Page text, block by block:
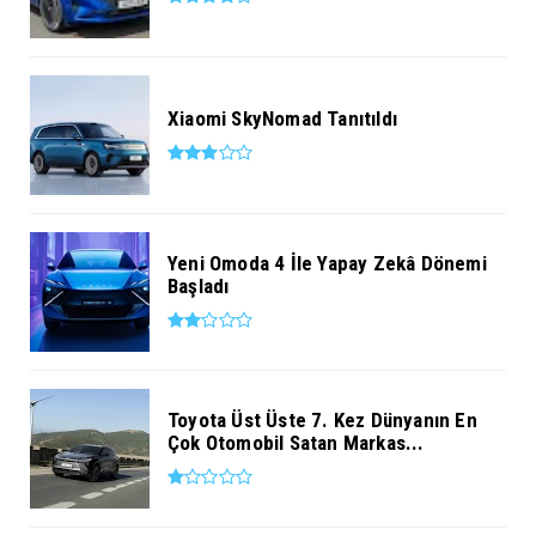
Xiaomi SkyNomad Tanıtıldı
Yeni Omoda 4 İle Yapay Zekâ Dönemi
Başladı
Toyota Üst Üste 7. Kez Dünyanın En
Çok Otomobil Satan Markas...